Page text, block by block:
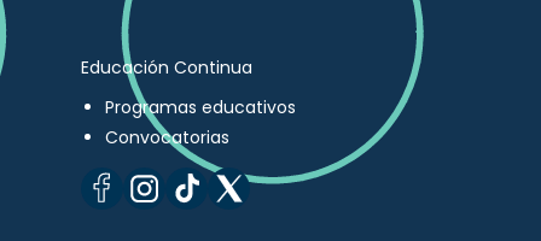
Educación Continua
Programas educativos
Convocatorias